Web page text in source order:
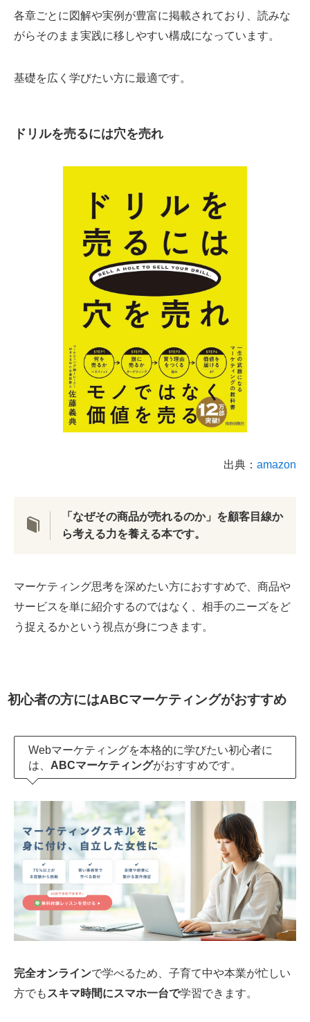
各章ごとに図解や実例が豊富に掲載されており、読みな
がらそのまま実践に移しやすい構成になっています。
基礎を広く学びたい方に最適です。
ドリルを売るには穴を売れ
出典： amazon
「なぜその商品が売れるのか」を顧客目線か
ら考える力を養える本です。
マーケティング思考を深めたい方におすすめで、商品や
サービスを単に紹介するのではなく、相手のニーズをど
う捉えるかという視点が身につきます。
初心者の方にはABCマーケティングがおすすめ
Webマーケティングを本格的に学びたい初心者に
は、 ABCマーケティングがおすすめです。
完全オンラインで学べるため、子育て中や本業が忙しい
方でも スキマ時間にスマホ一台で学習できます。